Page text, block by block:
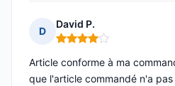
D
David P.
Note : 4 sur 5
Article conforme à ma
que l'article commandé n'a